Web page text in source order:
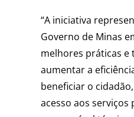
“A iniciativa
Governo de Minas
melhores práticas e
aumentar a
beneficiar o
acesso aos serviços